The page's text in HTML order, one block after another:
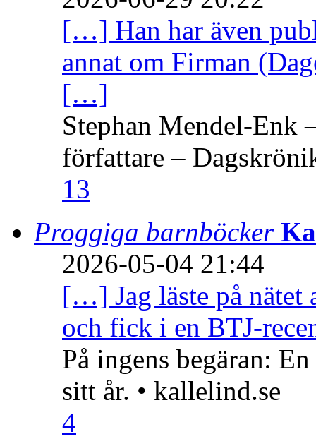
[…] Han har även
annat om Firman
[…]
Stephan Mendel-Enk
författare –
13
Proggiga barnböcker
2026-05-04 21:44
[…] Jag läste på nätet
och fick i en BTJ-
På ingens begäran:
sitt år. • kallelind.se
4